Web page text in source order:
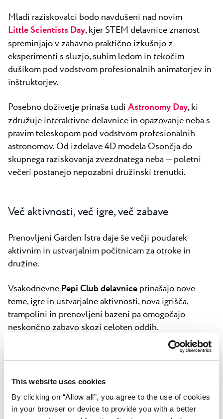
This website uses cookies
By clicking on “Allow all”, you agree to the use of cookies
in your browser or device to provide you with a better
Mladi raziskovalci bodo navdušeni nad novim
Little Scientists Day, kjer STEM delavnice znanost
spreminjajo v zabavno praktično izkušnjo z
eksperimenti s sluzjo, suhim ledom in tekočim
dušikom pod vodstvom profesionalnih animatorjev in
inštruktorjev.
Posebno doživetje prinaša tudiAstronomy Day, ki
združuje interaktivne delavnice in opazovanje neba s
pravim teleskopom pod vodstvom profesionalnih
astronomov. Od izdelave 4D modela Osončja do
skupnega raziskovanja zvezdnatega neba — poletni
večeri postanejo nepozabni družinski trenutki.
Več aktivnosti, več igre, več zabave
Prenovljeni Garden Istra daje še večji poudarek
aktivnim in ustvarjalnim počitnicam za otroke in
družine.
VsakodnevnePepi Club delavniceprinašajo nove
teme, igre in ustvarjalne aktivnosti, nova igrišča,
trampolini in prenovljeni bazeni pa omogočajo
neskončno zabavo skozi celoten oddih.
Za otroke, ki želijo med počitnicami osvojiti nova
začetne tečaje plavanja v majhnih skupinah v varnem
in spodbudnem okolju.